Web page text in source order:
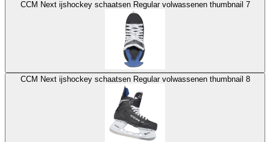
CCM Next ijshockey schaatsen Regular volwassenen thumbnail 7
CCM Next ijshockey schaatsen Regular volwassenen thumbnail 8